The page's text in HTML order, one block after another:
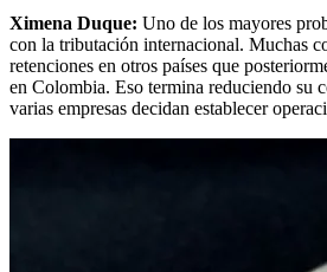
Ximena Duque: Uno de los mayores
con la tributación internacional. Muchas
retenciones en otros países que
en Colombia. Eso termina reduciendo su
varias empresas decidan establecer